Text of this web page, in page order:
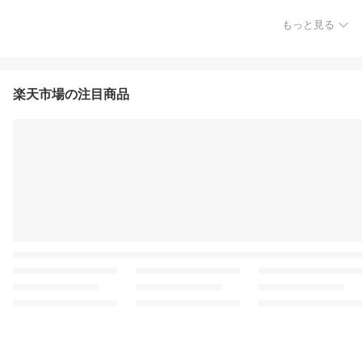
もっと見る
楽天市場の注目商品